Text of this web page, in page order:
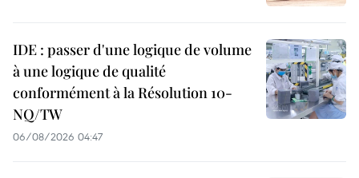
IDE : passer d'une logique de volume
à une logique de qualité
conformément à la Résolution 10-
NQ/TW
06/08/2026 04:47